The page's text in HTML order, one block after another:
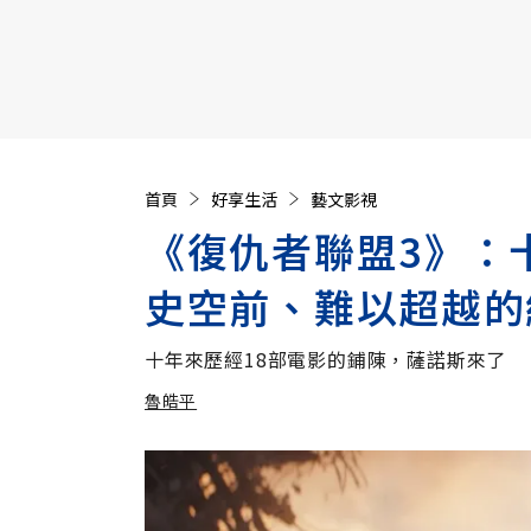
首頁 好享生活 藝文影視
《復仇者聯盟3》
史空前、難以超越
十年來歷經18部電影的鋪陳，薩諾斯來了
魯皓平
魯皓平